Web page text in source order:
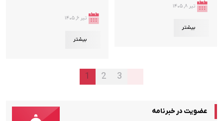
تیر ۸, ۱۴۰۵
بیشتر
تیر ۶, ۱۴۰۵
بیشتر
1 2 3
عضویت در خبرنامه